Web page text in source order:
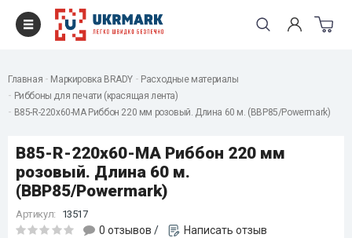
Главная Маркировка BRADY
Расходные материалы
Риббоны для печати (красящая лента)
B85-R-220x60-MA Риббон 220 мм розовый. Длина 60 м. (BBP85/Powermark)
B85-R-220x60-MA Риббон 220 мм
розовый. Длина 60 м.
(BBP85/Powermark)
Артикул: 13517
0 отзывов / Написать отзыв